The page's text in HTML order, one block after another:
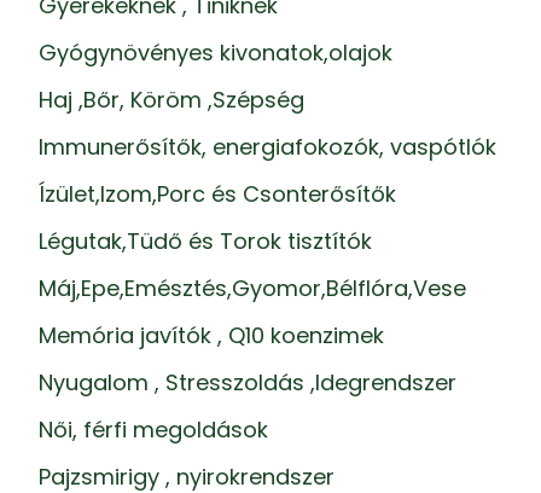
Gyógynövényes kivonatok,olajok
Haj ,Bőr, Köröm ,Szépség
Immunerősítők, energiafokozók, vaspótlók
Ízület,Izom,Porc és Csonterősítők
Légutak,Tüdő és Torok tisztítók
Máj,Epe,Emésztés,Gyomor,Bélflóra,Vese
Memória javítók , Q10 koenzimek
Nyugalom , Stresszoldás ,Idegrendszer
Női, férfi megoldások
Pajzsmirigy , nyirokrendszer